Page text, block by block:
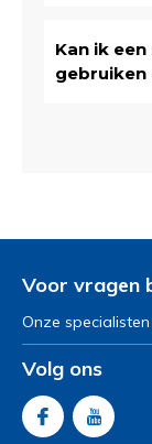
Kan ik
gebruiken
Voor vragen
Onze
Volg ons